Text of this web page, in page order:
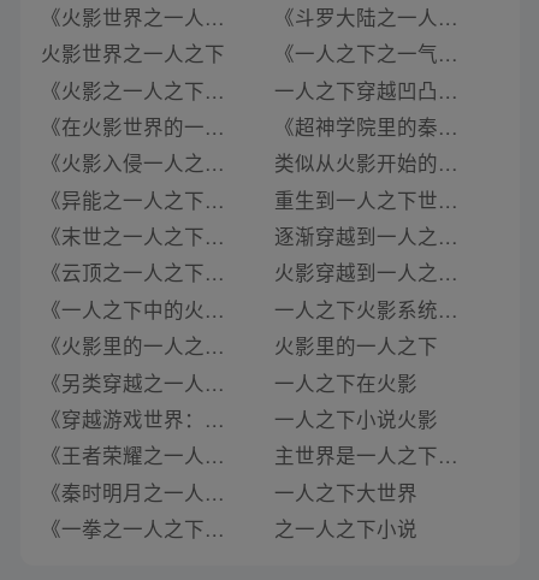
《火影世界之一人之下》类似推荐
火影世界之一人之下
《火影之一人之下》类似推荐
《在火影世界的一人之下系统》类似推荐
《火影入侵一人之下》类似推荐
《异能之一人之下》类似推荐
《末世之一人之下》类似推荐
《云顶之一人之下》类似推荐
《一人之下中的火影》类似推荐
《火影里的一人之下》类似推荐
《另类穿越之一人之下》类似推荐
《穿越游戏世界：一人之下》类似推荐
《王者荣耀之一人之下》类似推荐
《秦时明月之一人之下》类似推荐
《一拳之一人之下》类似推荐
《斗罗大陆之一人之下》类似推荐
《一人之下之一气化三清》类似推荐
一人之下穿越凹凸世界小说推荐
《超神学院里的秦时明月之一人之下》类似推荐
类似从火影开始的一人之下的小说
重生到一人之下世界的小说推荐女主
逐渐穿越到一人之下的世界的小说推荐
火影穿越到一人之下小说
一人之下火影系统小说
火影里的一人之下
一人之下在火影
一人之下小说火影
主世界是一人之下世界的万界聊天群小说
一人之下大世界
之一人之下小说